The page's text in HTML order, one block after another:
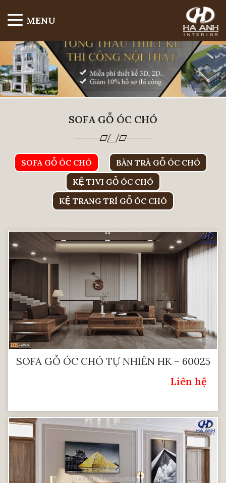
MENU
SOFA GỖ ÓC CHÓ
SOFA GỖ ÓC CHÓ
BÀN TRÀ GỖ ÓC CHÓ
KỆ TIVI GỖ ÓC CHÓ
KỆ TRANG TRÍ GỖ ÓC CHÓ
SOFA GỖ ÓC CHÓ TỰ NHIÊN HK – 60025
Liên hệ